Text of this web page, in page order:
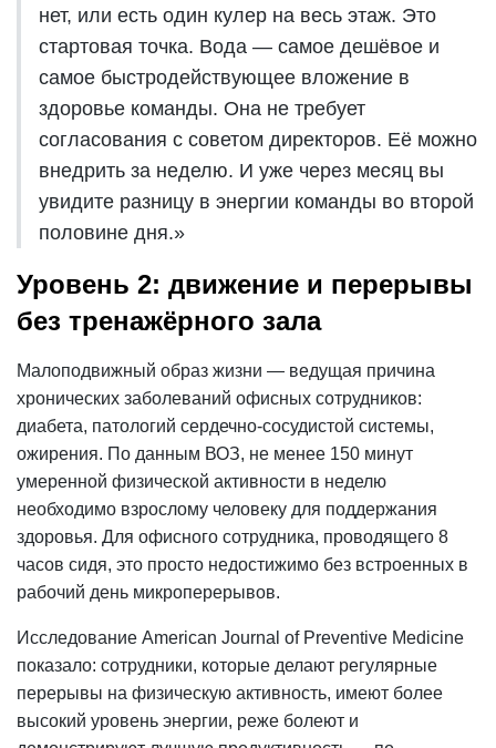
нет, или есть один кулер на весь этаж. Это
стартовая точка. Вода — самое дешёвое и
самое быстродействующее вложение в
здоровье команды. Она не требует
согласования с советом директоров. Её можно
внедрить за неделю. И уже через месяц вы
увидите разницу в энергии команды во второй
половине дня.»
Уровень 2: движение и перерывы
без тренажёрного зала
Малоподвижный образ жизни — ведущая причина
хронических заболеваний офисных сотрудников:
диабета, патологий сердечно-сосудистой системы,
ожирения. По данным ВОЗ, не менее 150 минут
умеренной физической активности в неделю
необходимо взрослому человеку для поддержания
здоровья. Для офисного сотрудника, проводящего 8
часов сидя, это просто недостижимо без встроенных в
рабочий день микроперерывов.
Исследование American Journal of Preventive Medicine
показало: сотрудники, которые делают регулярные
перерывы на физическую активность, имеют более
высокий уровень энергии, реже болеют и